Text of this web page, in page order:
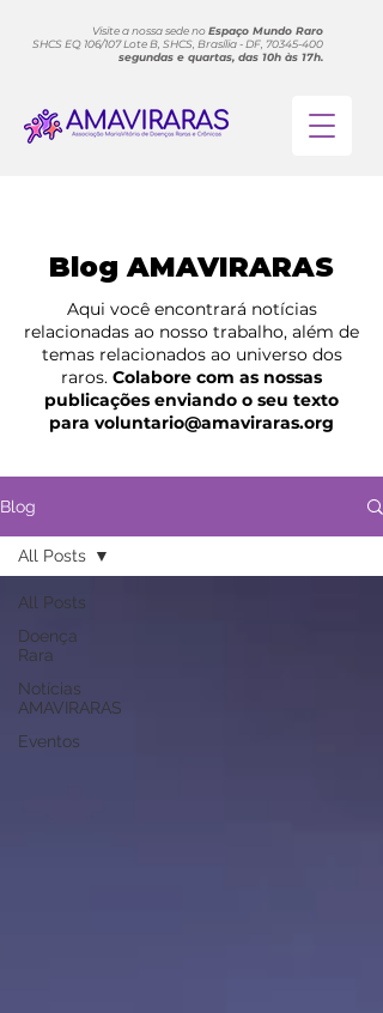
Visite a nossa sede noEspaço Mundo Raro
SHCS EQ 106/107 Lote B, SHCS, Brasília - DF, 70345-400
segundas e quartas, das 10h às 17h.
Blog AMAVIRARAS
Aqui você encontrará notícias
relacionadas ao nosso trabalho, além de
temas relacionados ao universo dos
raros. Colabore com as nossas
publicações enviando o seu texto
para voluntario@amaviraras.org
Blog
All Posts
Doença
Rara
Notícias
AMAVIRARAS
Eventos
All Posts